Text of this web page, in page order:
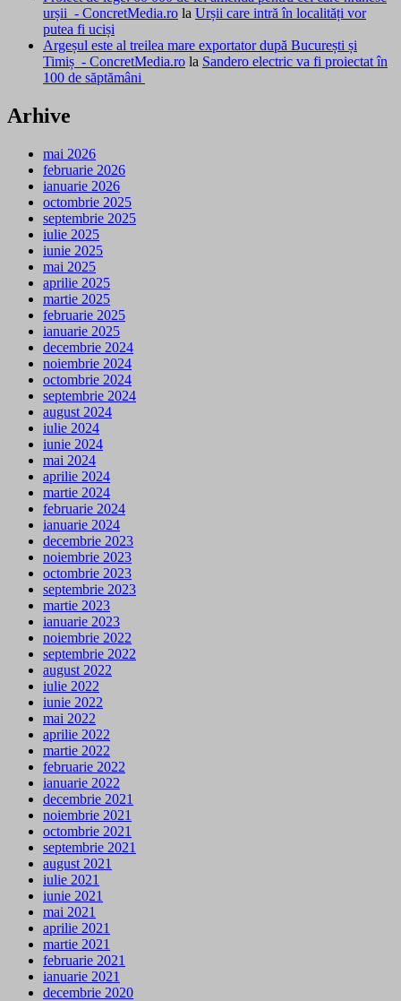
urșii - ConcretMedia.ro la Urșii care intră în localități vor
putea fi uciși
Argeșul este al treilea mare exportator după București și
Timiș - ConcretMedia.ro la Sandero electric va fi proiectat în
100 de săptămâni
Arhive
mai 2026
februarie 2026
ianuarie 2026
octombrie 2025
septembrie 2025
iulie 2025
iunie 2025
mai 2025
aprilie 2025
martie 2025
februarie 2025
ianuarie 2025
decembrie 2024
noiembrie 2024
octombrie 2024
septembrie 2024
august 2024
iulie 2024
iunie 2024
mai 2024
aprilie 2024
martie 2024
februarie 2024
ianuarie 2024
decembrie 2023
noiembrie 2023
octombrie 2023
septembrie 2023
martie 2023
ianuarie 2023
noiembrie 2022
septembrie 2022
august 2022
iulie 2022
iunie 2022
mai 2022
aprilie 2022
martie 2022
februarie 2022
ianuarie 2022
decembrie 2021
noiembrie 2021
octombrie 2021
septembrie 2021
august 2021
iulie 2021
iunie 2021
mai 2021
aprilie 2021
martie 2021
februarie 2021
ianuarie 2021
decembrie 2020